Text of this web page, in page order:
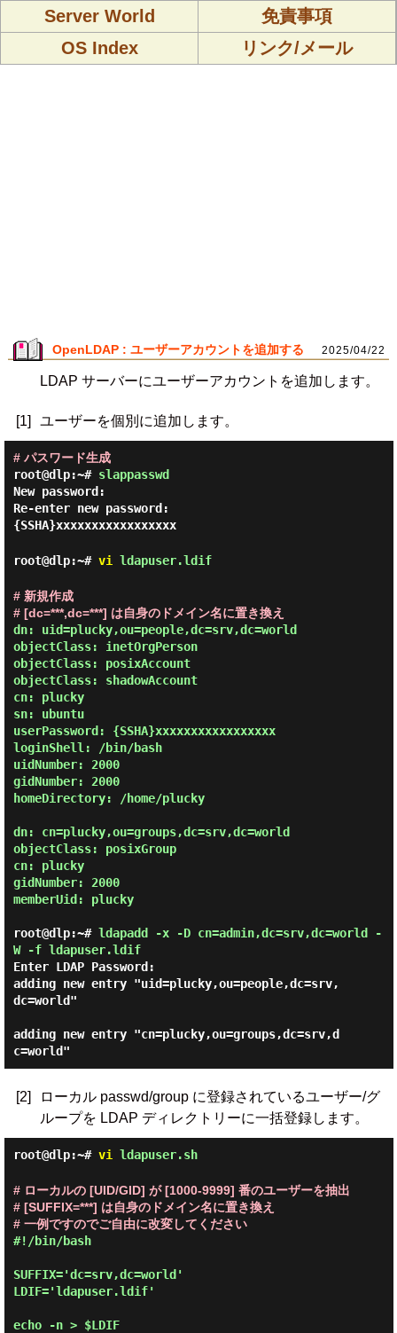
Server World
免責事項
OS Index
リンク/メール
OpenLDAP : ユーザーアカウントを追加する 2025/04/22
LDAP サーバーにユーザーアカウントを追加します。
[1] ユーザーを個別に追加します。
# パスワード生成
root@dlp:~# slappasswd
New password:
Re-enter new password:
{SSHA}xxxxxxxxxxxxxxxxx
root@dlp:~# vi ldapuser.ldif
# 新規作成
# [dc=***,dc=***] は自身のドメイン名に置き換え
dn: uid=plucky,ou=people,dc=srv,dc=world
objectClass: inetOrgPerson
objectClass: posixAccount
objectClass: shadowAccount
cn: plucky
sn: ubuntu
userPassword: {SSHA}xxxxxxxxxxxxxxxxx
loginShell: /bin/bash
uidNumber: 2000
gidNumber: 2000
homeDirectory: /home/plucky
dn: cn=plucky,ou=groups,dc=srv,dc=world
objectClass: posixGroup
cn: plucky
gidNumber: 2000
memberUid: plucky
root@dlp:~# ldapadd -x -D cn=admin,dc=srv,dc=world -
W -f ldapuser.ldif
Enter LDAP Password:
adding new entry "uid=plucky,ou=people,dc=srv,
dc=world"
adding new entry "cn=plucky,ou=groups,dc=srv,d
[2]
ローカル passwd/group に登録されているユーザー/グ
ループを LDAP ディレクトリーに一括登録します。
root@dlp:~# vi ldapuser.sh
# ローカルの [UID/GID] が [1000-9999] 番のユーザーを抽出
# [SUFFIX=***] は自身のドメイン名に置き換え
# 一例ですのでご自由に改変してください
#!/bin/bash
SUFFIX='dc=srv,dc=world'
LDIF='ldapuser.ldif'
echo -n > $LDIF